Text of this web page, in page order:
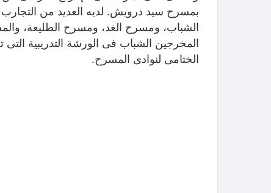
بمسرح سيد درويش. لديه العديد من
الشباب، ومسرح الغد، ومسرح الطليعة،
المخرجين الشباب فى الورشة التدريبية التى
الختامى لنوادى المسرح.